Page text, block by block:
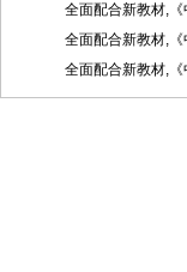
主要的、发表在正式出版
他相关注释可用脚注在当
献的著录应执行国家标准
全面配合新教材,《
全面配合新教材,《
全面配合新教材,《